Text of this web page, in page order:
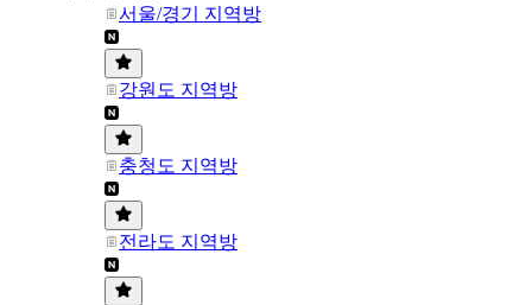
서울/경기 지역방
강원도 지역방
충청도 지역방
전라도 지역방